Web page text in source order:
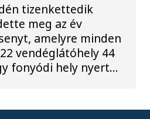
tizenkettedik
meg az év
amelyre minden
vendéglátóhely 44
fonyódi hely nyert...